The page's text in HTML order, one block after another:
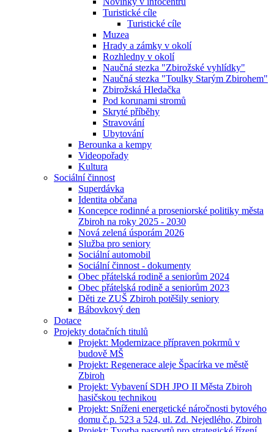
Turistické cíle
Turistické cíle
Muzea
Hrady a zámky v okolí
Rozhledny v okolí
Naučná stezka "Zbirožské vyhlídky"
Naučná stezka "Toulky Starým Zbirohem"
Zbirožská Hledačka
Pod korunami stromů
Skryté příběhy
Stravování
Ubytování
Berounka a kempy
Videopořady
Kultura
Sociální činnost
Superdávka
Identita občana
Koncepce rodinné a proseniorské politiky města
Zbiroh na roky 2025 - 2030
Nová zelená úsporám 2026
Služba pro seniory
Sociální automobil
Sociální činnost - dokumenty
Obec přátelská rodině a seniorům 2024
Obec přátelská rodině a seniorům 2023
Děti ze ZUŠ Zbiroh potěšily seniory
Bábovkový den
Dotace
Projekty dotačních titulů
Projekt: Modernizace přípraven pokrmů v
budově MŠ
Projekt: Regenerace aleje Špacírka ve městě
Zbiroh
Projekt: Vybavení SDH JPO II Města Zbiroh
hasičskou technikou
Projekt: Sníženi energetické náročnosti bytového
domu č.p. 523 a 524, ul. Zd. Nejedlého, Zbiroh